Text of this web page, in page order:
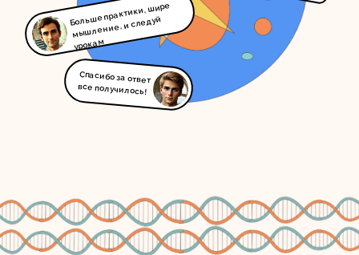
Спасибо за ответ
все получилось!
Больше практики, шире
мышление, и следуй
урокам